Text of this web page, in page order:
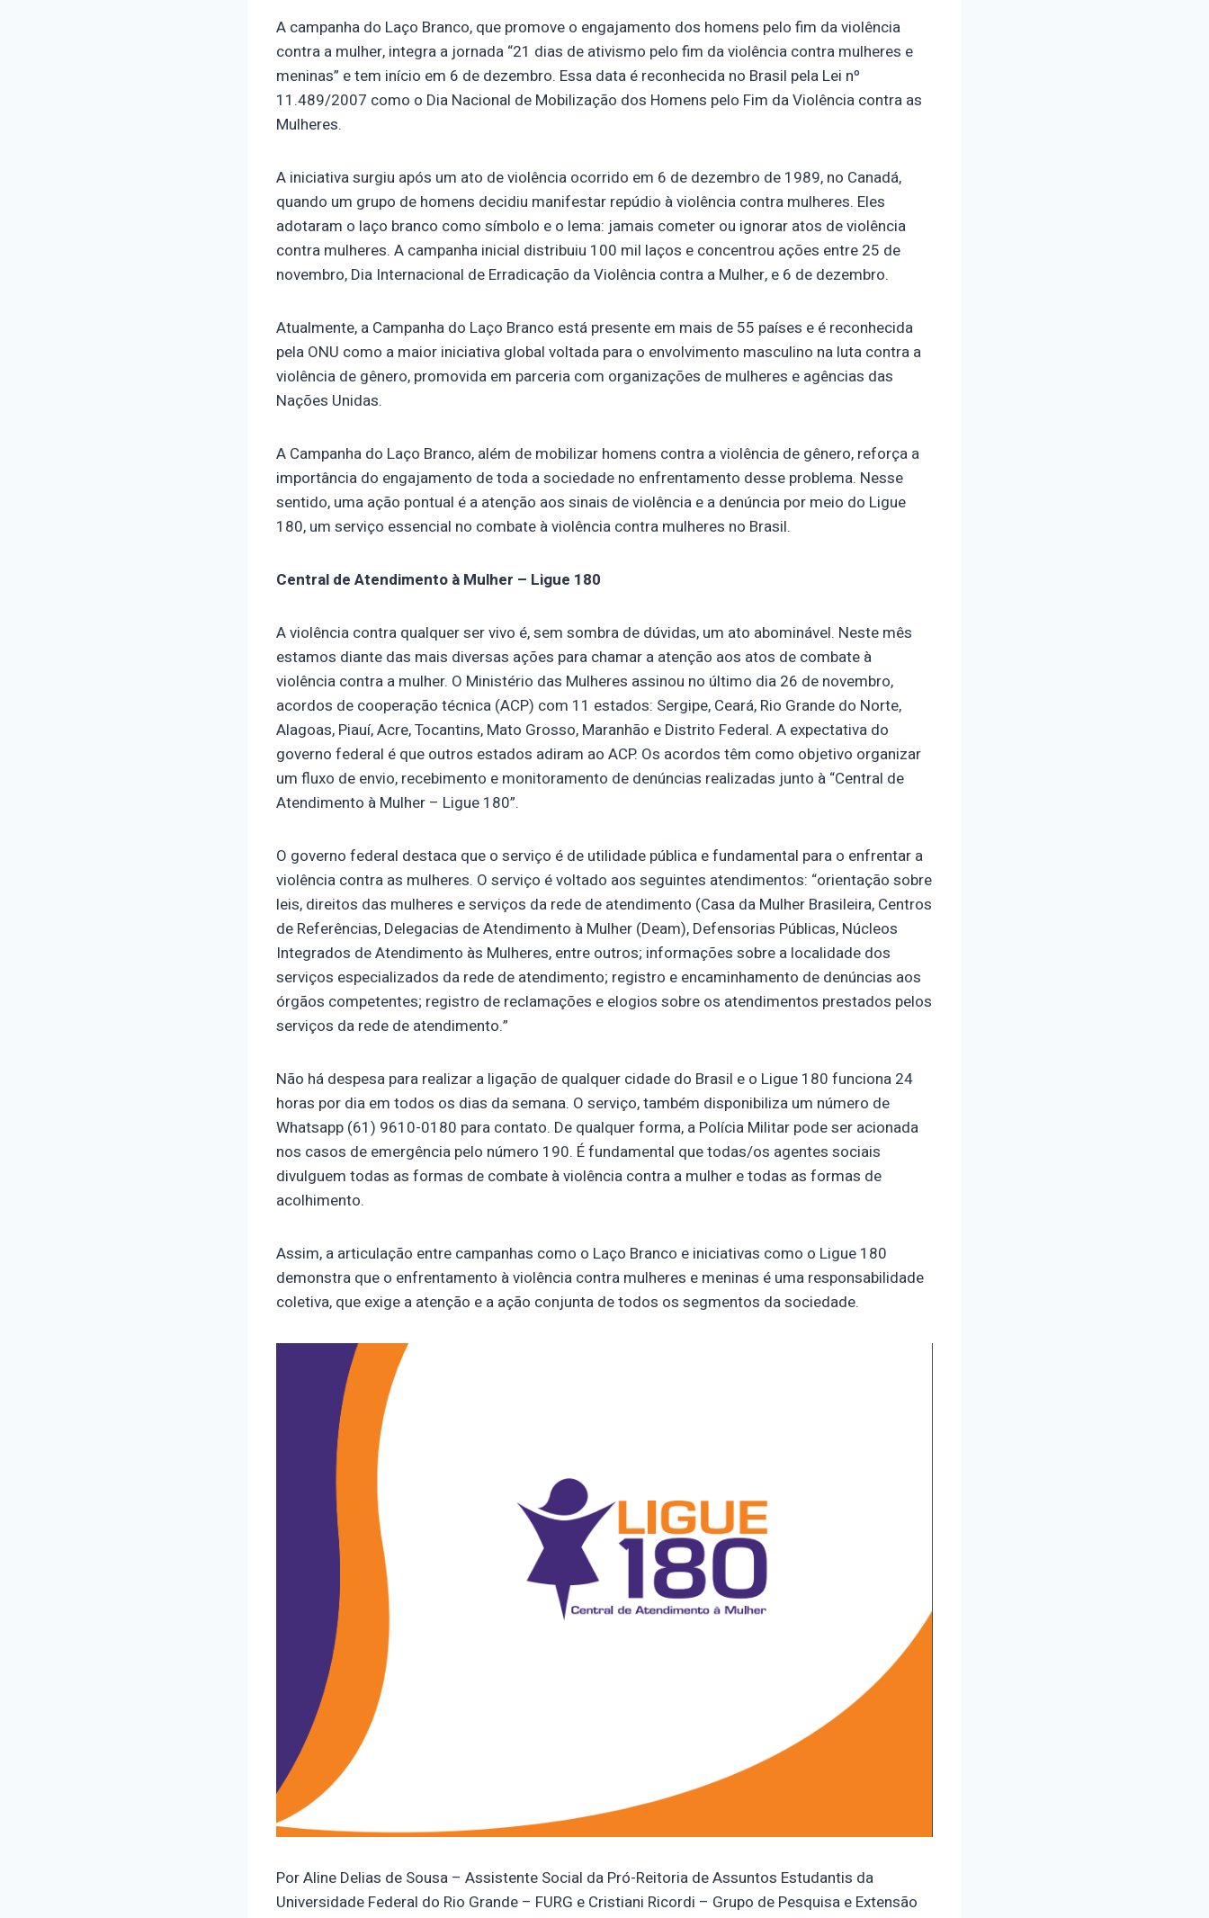
A campanha do Laço Branco, que promove o engajamento dos homens pelo fim da violência
contra a mulher, integra a jornada “21 dias de ativismo pelo fim da violência contra mulheres e
meninas” e tem início em 6 de dezembro. Essa data é reconhecida no Brasil pela Lei nº
11.489/2007 como o Dia Nacional de Mobilização dos Homens pelo Fim da Violência contra as
Mulheres.
A iniciativa surgiu após um ato de violência ocorrido em 6 de dezembro de 1989, no Canadá,
quando um grupo de homens decidiu manifestar repúdio à violência contra mulheres. Eles
adotaram o laço branco como símbolo e o lema: jamais cometer ou ignorar atos de violência
contra mulheres. A campanha inicial distribuiu 100 mil laços e concentrou ações entre 25 de
novembro, Dia Internacional de Erradicação da Violência contra a Mulher, e 6 de dezembro.
Atualmente, a Campanha do Laço Branco está presente em mais de 55 países e é reconhecida
pela ONU como a maior iniciativa global voltada para o envolvimento masculino na luta contra a
violência de gênero, promovida em parceria com organizações de mulheres e agências das
Nações Unidas.
A Campanha do Laço Branco, além de mobilizar homens contra a violência de gênero, reforça a
importância do engajamento de toda a sociedade no enfrentamento desse problema. Nesse
sentido, uma ação pontual é a atenção aos sinais de violência e a denúncia por meio do Ligue
180, um serviço essencial no combate à violência contra mulheres no Brasil.
Central de Atendimento à Mulher – Ligue 180
A violência contra qualquer ser vivo é, sem sombra de dúvidas, um ato abominável. Neste mês
estamos diante das mais diversas ações para chamar a atenção aos atos de combate à
violência contra a mulher. O Ministério das Mulheres assinou no último dia 26 de novembro,
acordos de cooperação técnica (ACP) com 11 estados: Sergipe, Ceará, Rio Grande do Norte,
Alagoas, Piauí, Acre, Tocantins, Mato Grosso, Maranhão e Distrito Federal. A expectativa do
governo federal é que outros estados adiram ao ACP. Os acordos têm como objetivo organizar
um fluxo de envio, recebimento e monitoramento de denúncias realizadas junto à “Central de
Atendimento à Mulher – Ligue 180”.
O governo federal destaca que o serviço é de utilidade pública e fundamental para o enfrentar a
violência contra as mulheres. O serviço é voltado aos seguintes atendimentos: “orientação sobre
leis, direitos das mulheres e serviços da rede de atendimento (Casa da Mulher Brasileira, Centros
de Referências, Delegacias de Atendimento à Mulher (Deam), Defensorias Públicas, Núcleos
Integrados de Atendimento às Mulheres, entre outros; informações sobre a localidade dos
serviços especializados da rede de atendimento; registro e encaminhamento de denúncias aos
órgãos competentes; registro de reclamações e elogios sobre os atendimentos prestados pelos
serviços da rede de atendimento.”
Não há despesa para realizar a ligação de qualquer cidade do Brasil e o Ligue 180 funciona 24
horas por dia em todos os dias da semana. O serviço, também disponibiliza um número de
Whatsapp (61) 9610-0180 para contato. De qualquer forma, a Polícia Militar pode ser acionada
nos casos de emergência pelo número 190. É fundamental que todas/os agentes sociais
divulguem todas as formas de combate à violência contra a mulher e todas as formas de
acolhimento.
Assim, a articulação entre campanhas como o Laço Branco e iniciativas como o Ligue 180
demonstra que o enfrentamento à violência contra mulheres e meninas é uma responsabilidade
coletiva, que exige a atenção e a ação conjunta de todos os segmentos da sociedade.
Por Aline Delias de Sousa – Assistente Social da Pró-Reitoria de Assuntos Estudantis da
Universidade Federal do Rio Grande – FURG e Cristiani Ricordi – Grupo de Pesquisa e Extensão